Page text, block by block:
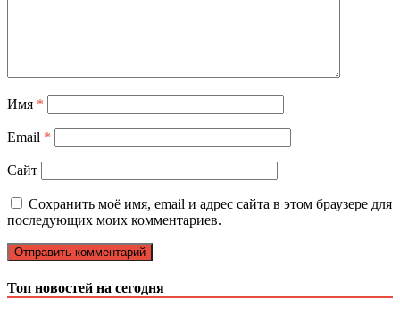
Имя *
Email *
Сайт
Сохранить моё имя, email и адрес сайта в этом браузере для
последующих моих комментариев.
Топ новостей на сегодня